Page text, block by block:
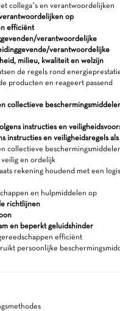
collega’s en verantwoordelijken
op
efficiënt
verantwoordelijke
verantwoordelijke
milieu, kwaliteit en welzijn
de regels rond
producten en reageert passend
collectieve
instructies en
instructies en veiligheidsregels als
collectieve
en ordelijk
rekening houdend met een
en hulpmiddelen op
richtlijnen
en beperkt geluidshinder
efficiënt
persoonlijke